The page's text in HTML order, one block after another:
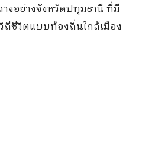
งอย่างจังหวัดปทุมธานี ที่มี
ชีวิตแบบท้องถิ่นใกล้เมือง